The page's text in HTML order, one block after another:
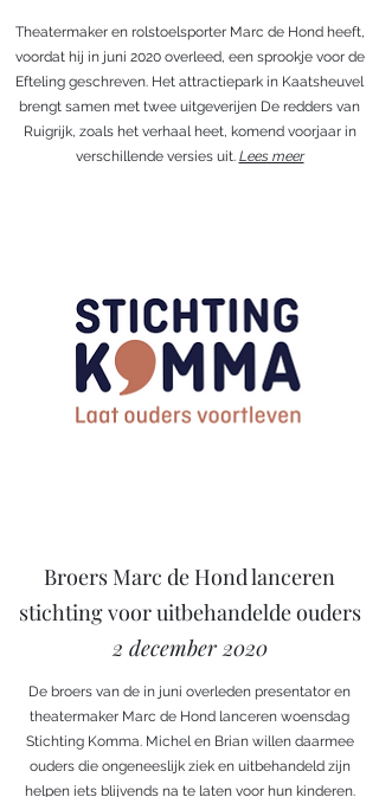
Theatermaker en rolstoelsporter Marc de Hond heeft,
voordat hij in juni 2020 overleed, een sprookje voor de
Efteling geschreven. Het attractiepark in Kaatsheuvel
brengt samen met twee uitgeverijen De redders van
Ruigrijk, zoals het verhaal heet, komend voorjaar in
verschillende versies uit. Lees meer
Broers Marc de Hond lanceren
stichting voor uitbehandelde ouders
2 december 2020
De broers van de in juni overleden presentator en
theatermaker Marc de Hond lanceren woensdag
Stichting Komma. Michel en Brian willen daarmee
ouders die ongeneeslijk ziek en uitbehandeld zijn
helpen iets blijvends na te laten voor hun kinderen.